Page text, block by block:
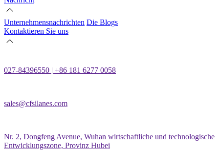
Unternehmensnachrichten Die Blogs
Kontaktieren Sie uns
027-84396550 | +86 181 6277 0058
sales@cfsilanes.com
Nr. 2, Dongfeng Avenue, Wuhan wirtschaftliche und technologische
Entwicklungszone, Provinz Hubei